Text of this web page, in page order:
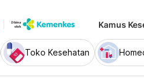
Kamus
Toko Kesehatan